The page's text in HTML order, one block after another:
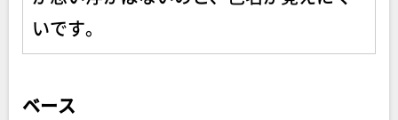
いです。
ベース